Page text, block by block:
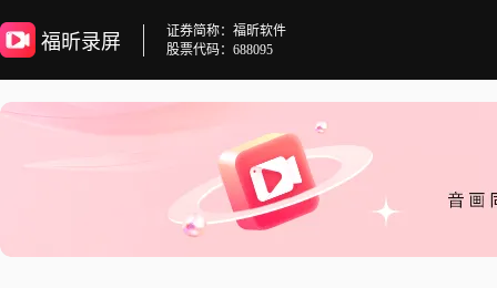
福昕录屏
证券简称：福昕软件
股票代码：688095